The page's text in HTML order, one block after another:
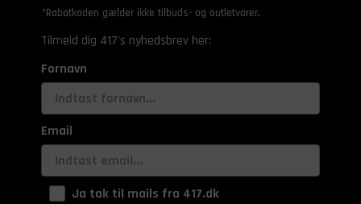
*Rabatkoden gælder ikke tilbuds- og outletvarer.
Tilmeld dig 417's nyhedsbrev her:
Fornavn
Email
Ja tak til mails fra 417.dk